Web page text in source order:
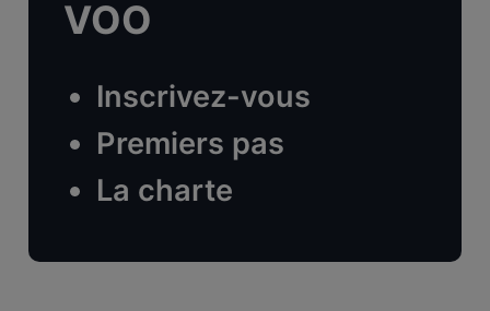
VOO
Inscrivez-vous
Premiers pas
La charte